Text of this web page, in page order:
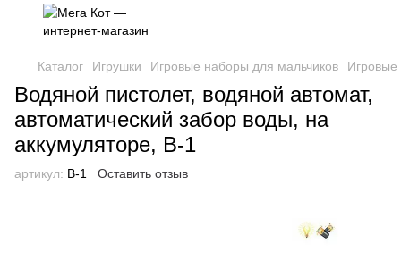
Каталог Игрушки Игровые наборы для мальчиков Игровые
Водяной пистолет, водяной автомат,
автоматический забор воды, на
аккумуляторе, B-1
артикул: B-1 Оставить отзыв